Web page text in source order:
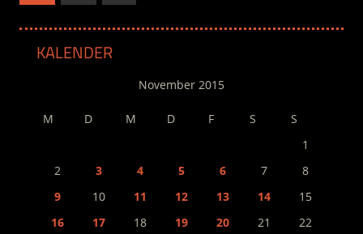
Beiträge
Beiträge
KALENDER
November 2015
M D M D F S
S
1
2
3 4 5 6 7
8
9
10 11 12 13 14
15
16
17 18 19 20 21
22